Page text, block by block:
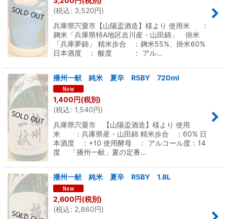
(税込: 3,520円)
兵庫県宍粟市【山陽盃酒造】様より 使用米 :
麹米「兵庫県特A地区吉川産・山田錦」 掛米
「兵庫夢錦」 精米歩合 ：麹米55%、掛米60%
日本酒度 ： 酸度 ： アル…
播州一献 純米 夏辛 R5BY 720ml
1,400円(税別)
(税込: 1,540円)
兵庫県宍粟市 【山陽盃酒造】様より 使用
米 ：兵庫県産・山田錦 精米歩合 ：60% 日
本酒度 ：+10 使用酵母 ： アルコール度：14
度 「播州一献」夏の定番…
播州一献 純米 夏辛 R5BY 1.8L
2,600円(税別)
(税込: 2,860円)